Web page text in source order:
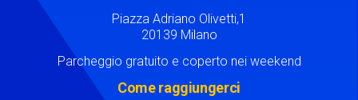
Piazza Adriano Olivetti,1
20139 Milano
Parcheggio gratuito e coperto nei weekend
Come raggiungerci